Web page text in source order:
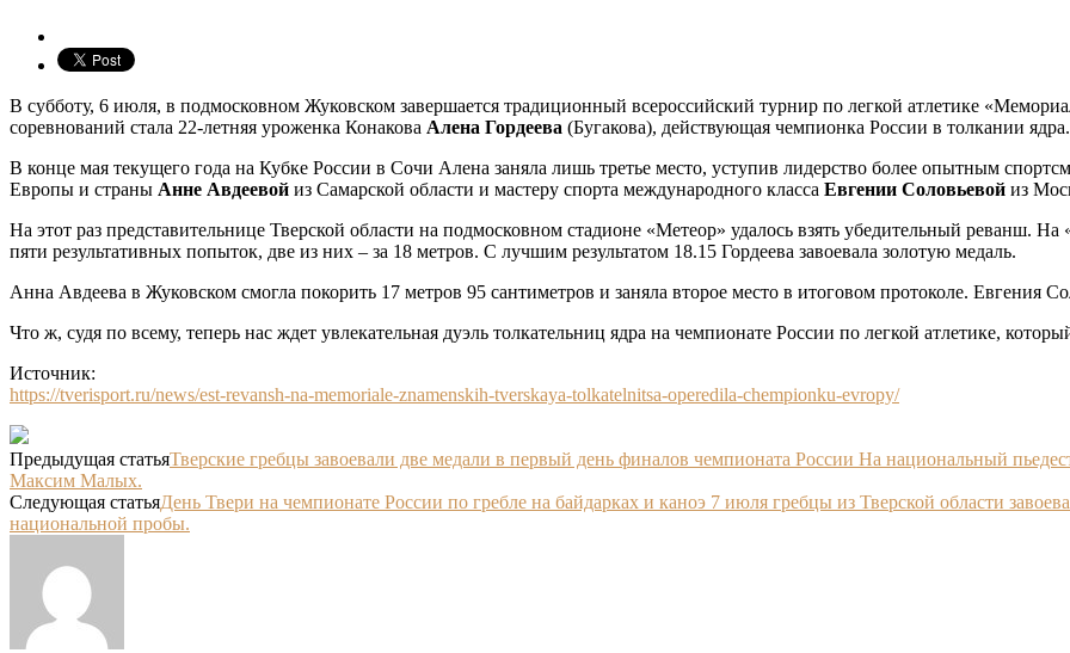
В субботу, 6 июля, в подмосковном Жуковском завершается традиционный всероссийский турнир по легкой атлетике
соревнований стала 22-летняя уроженка Конакова Алена Гордеева (Бугакова), действующая чемпионка России в толкании ядра.
В конце мая текущего года на Кубке России в Сочи Алена заняла лишь третье место, уступив лидерство более опытным
Европы и страны Анне Авдеевой из Самарской области и мастеру спорта международного класса Евгении Соловьевой из
На этот раз представительнице Тверской области на подмосковном стадионе «Метеор» удалось взять убедительный реванш.
пяти результативных попыток, две из них – за 18 метров. С лучшим результатом 18.15 Гордеева завоевала золотую медаль.
Анна Авдеева в Жуковском смогла покорить 17 метров 95 сантиметров и заняла второе место в итоговом протоколе. Евгения
Что ж, судя по всему, теперь нас ждет увлекательная дуэль толкательниц ядра на чемпионате России по легкой атлетике,
Источник:
https://tverisport.ru/news/est-revansh-na-memoriale-znamenskih-tverskaya-tolkatelnitsa-operedila-chempionku-evropy/
Предыдущая статьяТверские гребцы завоевали две медали в первый день финалов чемпионата России На национальный
Максим Малых.
Следующая статьяДень Твери на чемпионате России по гребле на байдарках и каноэ 7 июля гребцы из Тверской области
национальной пробы.